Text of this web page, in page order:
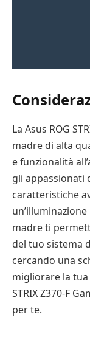
La Asus ROG
madre di alta
e funzionalità
gli appassionati
caratteristiche
madre ti
del tuo sistema
cercando una
migliorare la tua
STRIX Z370-F
per te.